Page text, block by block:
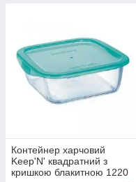
Контейнер харчовий
Keep'N' квадратний з
кришкою блакитною 1220